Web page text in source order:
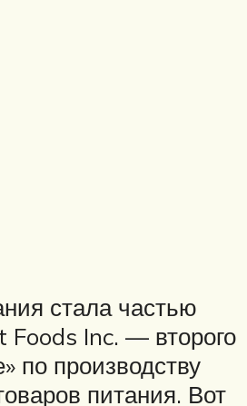
стала частью
Foods Inc. — второго
по производству
питания. Вот